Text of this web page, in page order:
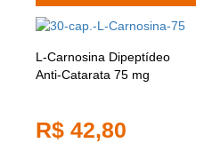
L-Carnosina Dipeptídeo
Anti-Catarata 75 mg
R$ 42,80